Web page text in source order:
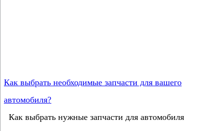
Как выбрать необходимые запчасти для вашего
автомобиля?
Как выбрать нужные запчасти для автомобиля